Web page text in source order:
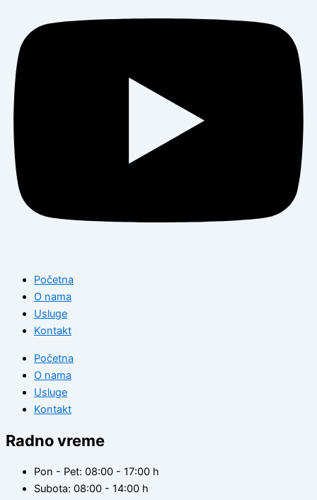
Početna
O nama
Usluge
Kontakt
Početna
O nama
Usluge
Kontakt
Radno vreme
Pon - Pet: 08:00 - 17:00 h
Subota: 08:00 - 14:00 h